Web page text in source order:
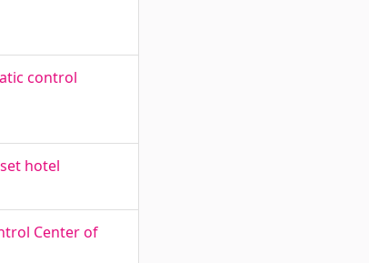
control
hotel
Center of